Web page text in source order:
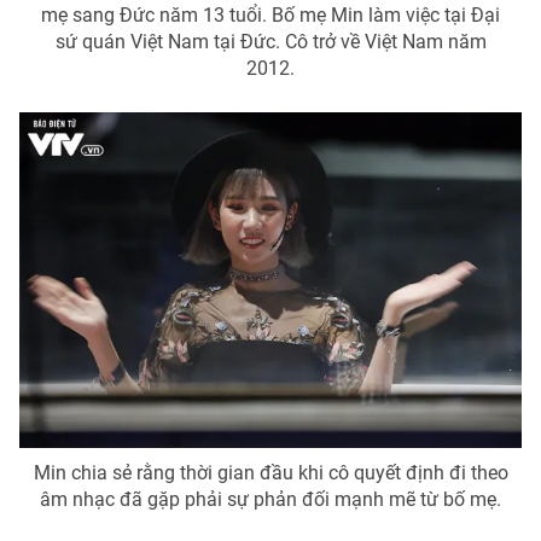
THỜI BÁO VTV
Cơ quan chủ quản:Đài Truyền hình Việt Nam
Cơ quan báo chí:Thời báo VTV
Giấy phép hoạt động báo in và báo điện tử số 483/GP-BTTTT
cấp ngày 29/12/2023
Tổng Biên tập:Vũ Thanh Thủy
Phó Tổng Biên tập:
Nguyễn Thị Mỹ Hạnh, Phạm Quốc Thắng,
Nguyễn Trọng Ninh
mẹ sang Đức năm 13 tuổi. Bố mẹ Min làm việc tại Đại
sứ quán Việt Nam tại Đức. Cô trở về Việt Nam năm
2012.
Min chia sẻ rằng thời gian đầu khi cô quyết định đi theo
âm nhạc đã gặp phải sự phản đối mạnh mẽ từ bố mẹ.